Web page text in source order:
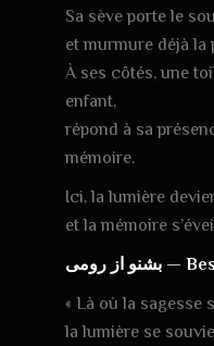
Sa sève porte le
et murmure déjà la
À ses côtés, une
enfant,
répond à sa
mémoire.
Ici, la lumière
et la mémoire
بشنو از رومی —
« Là où la sagesse
la lumière se